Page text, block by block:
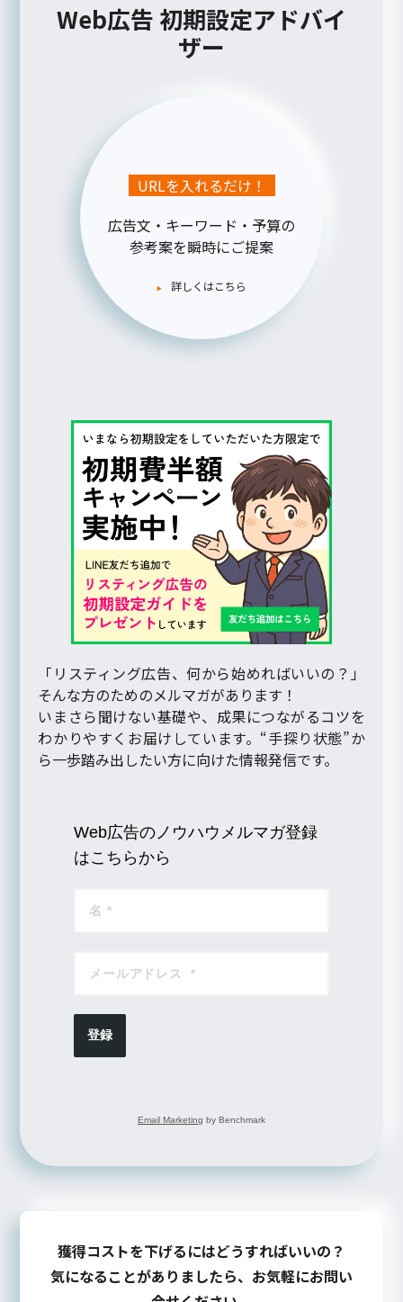
Web広告 初期設定アドバイ
ザー
URLを入れるだけ！
広告文・キーワード・予算の
参考案を瞬時にご提案
詳しくはこちら
「リスティング広告、何から始めればいいの？」
そんな方のためのメルマガがあります！
いまさら聞けない基礎や、成果につながるコツを
わかりやすくお届けしています。“手探り状態”か
ら一歩踏み出したい方に向けた情報発信です。
Web広告のノウハウメルマガ登録
はこちらから
登録
Email Marketing by Benchmark
獲得コストを下げるにはどうすればいいの？
気になることがありましたら、お気軽にお問い